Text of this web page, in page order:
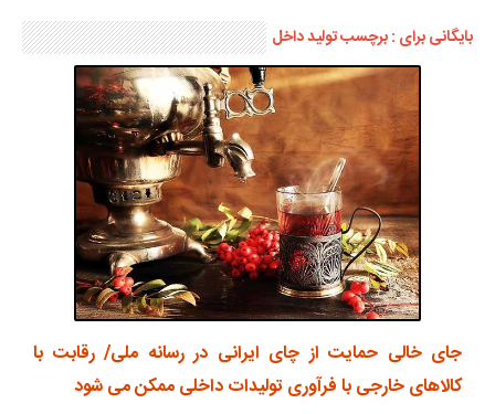
بایگانی برای : برچسب تولید داخل
جای خالی حمایت از چای ایرانی در رسانه ملی/ رقابت با
کالاهای خارجی با فرآوری تولیدات داخلی ممکن می شود